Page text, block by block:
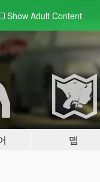
Show Adult Content
맵